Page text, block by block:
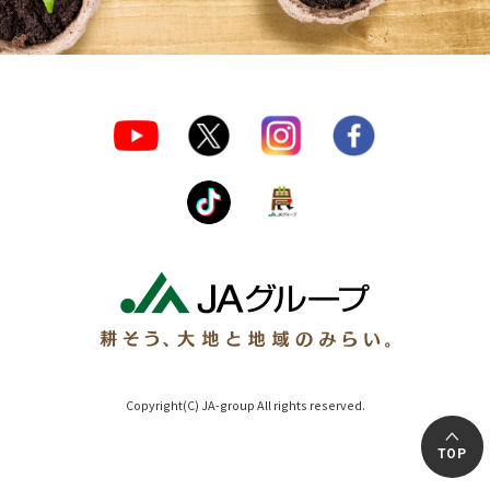
Copyright(C) JA-group All rights reserved.
TOP